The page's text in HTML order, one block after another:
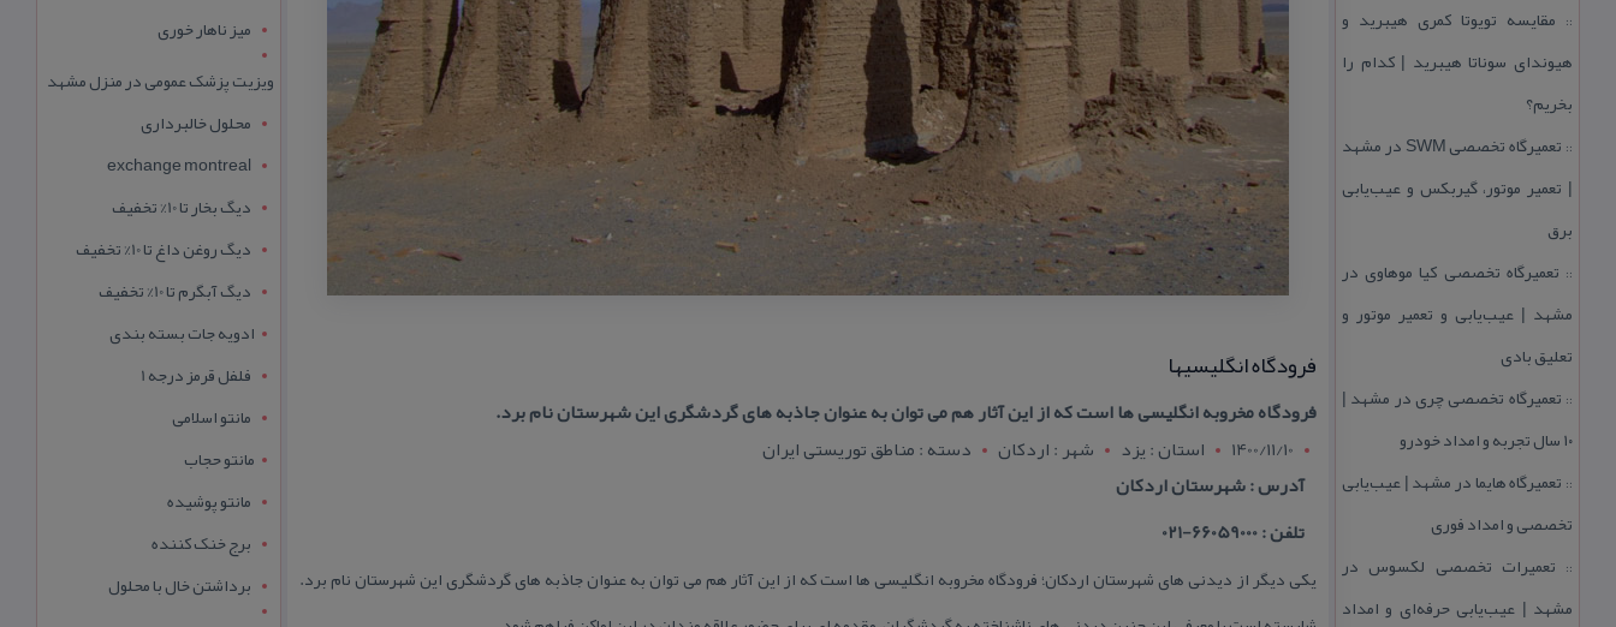
:: مقایسه تویوتا كمری هیبرید و
هیوندای سوناتا هیبرید | كدام را
بخریم؟
::
تعمیرگاه تخصصی SWM در مشهد
| تعمیر موتور، گیربكس و عیب‌یابی
برق
:: تعمیرگاه تخصصی كیا موهاوی در
مشهد | عیب‌یابی و تعمیر موتور و
تعلیق بادی
:: تعمیرگاه تخصصی چری در مشهد |
۱۰ سال تجربه و امداد خودرو
:: تعمیرگاه هایما در مشهد | عیب‌یابی
تخصصی و امداد فوری
:: تعمیرات تخصصی لكسوس در
مشهد | عیب‌یابی حرفه‌ای و امداد
فرودگاه انگلیسیها
فرودگاه مخروبه انگلیسی ها است كه از این آثار هم می توان به عنوان جاذبه های گردشگری این شهرستان نام برد.
1400/11/10
استان : يزد شهر : اردکان
دسته : مناطق توریستی ایران
آدرس : شهرستان اردكان
تلفن : 66059000-021
یكی دیگر از دیدنی های شهرستان اردكان؛ فرودگاه مخروبه انگلیسی ها است كه از این آثار هم می توان به عنوان جاذبه های گردشگری این شهرستان نام برد.
میز ناهار خوری
ویزیت پزشک عمومی در منزل مشهد
محلول خالبرداری
exchange montreal
دیگ بخار تا 10% تخفیف
دیگ روغن داغ تا 10% تخفیف
دیگ آبگرم تا 10% تخفیف
ادویه جات بسته بندی
فلفل قرمز درجه 1
مانتو اسلامی
مانتو حجاب
مانتو پوشیده
برج خنک کننده
برداشتن خال با محلول